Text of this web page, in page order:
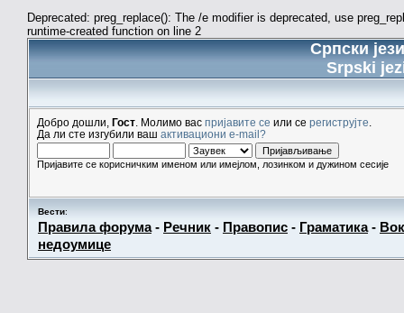
Deprecated: preg_replace(): The /e modifier is deprecated, use
runtime-created function on line 2
Српски
Srpski
Добро дошли, Гост . Молимо вас пријавите се или се региструјте
Да ли сте изгубили ваш активациони e-mail?
Пријавите се корисничким именом или имејлом, лозинком и дужином сесије
Вести:
Правила форума- Речник - Правопис - Граматика-
недоумице